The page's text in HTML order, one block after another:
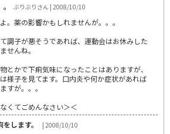
ぶりぶりさん | 2008/10/10
。薬の影響かもしれませんが。。。
調子が悪そうであれば、運動会はお休みした
せんね。
とかで下痢気味になったことはありますが、
様子を見てます。口内炎や何か症状があれば
すが。。。
くてごめんなさい＞＜
します。
| 2008/10/10